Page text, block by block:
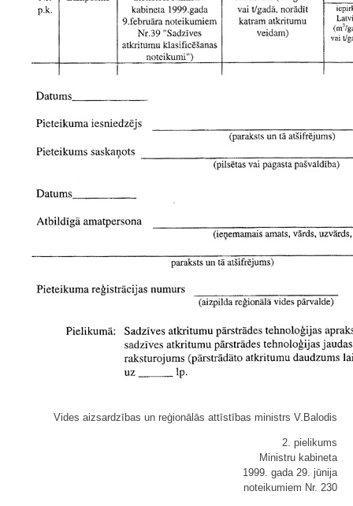
Vides aizsardzības un reģionālās attīstības ministrs V.Balodis
2. pielikums
Ministru kabineta
1999. gada 29. jūnija
noteikumiem Nr. 230